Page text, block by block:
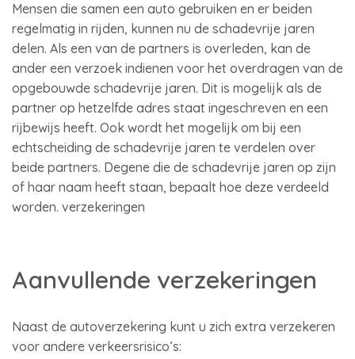
Mensen die samen een auto gebruiken en er beiden
regelmatig in rijden, kunnen nu de schadevrije jaren
delen. Als een van de partners is overleden, kan de
ander een verzoek indienen voor het overdragen van de
opgebouwde schadevrije jaren. Dit is mogelijk als de
partner op hetzelfde adres staat ingeschreven en een
rijbewijs heeft. Ook wordt het mogelijk om bij een
echtscheiding de schadevrije jaren te verdelen over
beide partners. Degene die de schadevrije jaren op zijn
of haar naam heeft staan, bepaalt hoe deze verdeeld
worden. verzekeringen
Aanvullende verzekeringen
Naast de autoverzekering kunt u zich extra verzekeren
voor andere verkeersrisico’s: